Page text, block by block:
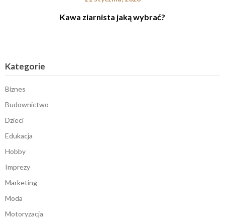
Kawa ziarnista jaką wybrać?
Kategorie
Biznes
Budownictwo
Dzieci
Edukacja
Hobby
Imprezy
Marketing
Moda
Motoryzacja